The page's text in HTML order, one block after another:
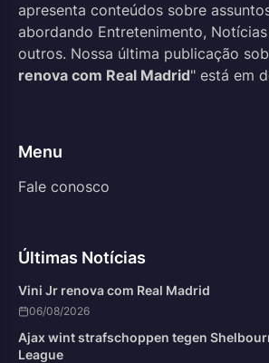
apresenta conteúdos sobre
abordando Entretenimento,
outros. Nossa última publicação
renova com Real Madrid" está em
Menu
Fale conosco
Últimas Notícias
Vini Jr renova com Real Madrid
06/08/2026
Ajax wint strafschoppen tegen
League